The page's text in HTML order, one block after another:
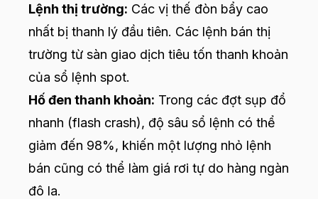
Lệnh thị trường: Các vị thế đòn bẩy cao
nhất bị thanh lý đầu tiên. Các lệnh bán thị
trường từ sàn giao dịch tiêu tốn thanh khoản
của sổ lệnh spot.
Hố đen thanh khoản: Trong các đợt sụp đổ
nhanh (flash crash), độ sâu sổ lệnh có thể
giảm đến 98%, khiến một lượng nhỏ lệnh
bán cũng có thể làm giá rơi tự do hàng ngàn
đô la.